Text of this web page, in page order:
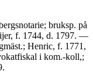
bruksp. på
f. 1744, d. 1797. —
Henric, f. 1771,
i kom.-koll,;